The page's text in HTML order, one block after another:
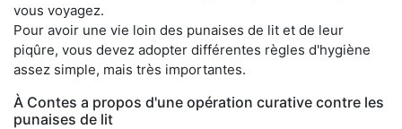
vous voyagez.
Pour avoir une vie loin des punaises de lit et de leur
piqûre, vous devez adopter différentes règles d'hygiène
assez simple, mais très importantes.
À Contes a propos d'une opération curative contre les
punaises de lit